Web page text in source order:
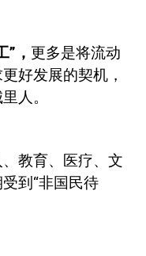
”， 更多是将流动
好发展的契机，
人。
教育、医疗、文
到“非国民待